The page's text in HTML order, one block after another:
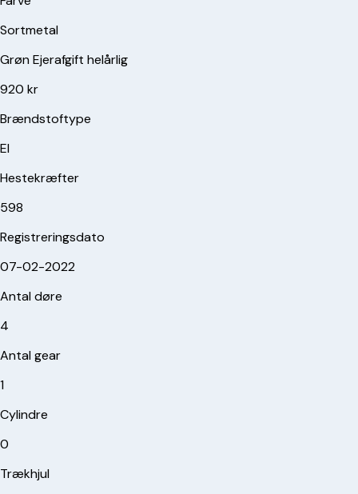
Sortmetal
Grøn Ejerafgift helårlig
920 kr
Brændstoftype
El
Hestekræfter
598
Registreringsdato
07-02-2022
Antal døre
4
Antal gear
1
Cylindre
0
Trækhjul